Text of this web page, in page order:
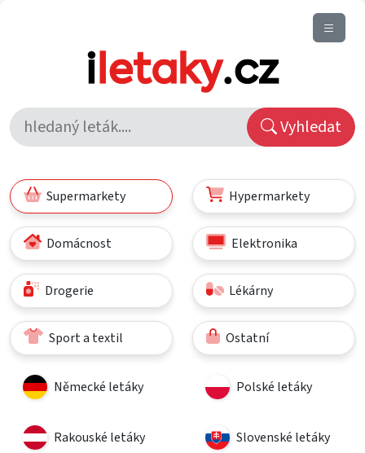
Vyhledat
Supermarkety Hypermarkety
Domácnost Elektronika
Drogerie Lékárny
Sport a textil Ostatní
Německé letáky Polské letáky
Rakouské letáky Slovenské letáky